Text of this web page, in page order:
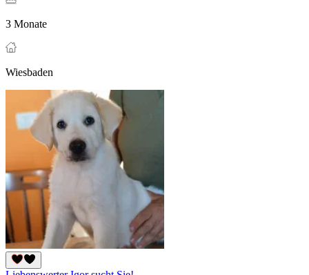
3 Monate
Wiesbaden